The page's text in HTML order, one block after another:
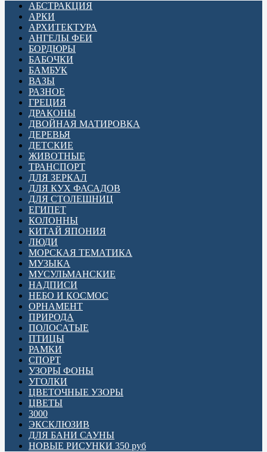
АБСТРАКЦИЯ
АРКИ
АРХИТЕКТУРА
АНГЕЛЫ ФЕИ
БОРДЮРЫ
БАБОЧКИ
БАМБУК
ВАЗЫ
РАЗНОЕ
ГРЕЦИЯ
ДРАКОНЫ
ДВОЙНАЯ МАТИРОВКА
ДЕРЕВЬЯ
ДЕТСКИЕ
ЖИВОТНЫЕ
ТРАНСПОРТ
ДЛЯ ЗЕРКАЛ
ДЛЯ КУХ ФАСАДОВ
ДЛЯ СТОЛЕШНИЦ
ЕГИПЕТ
КОЛОННЫ
КИТАЙ ЯПОНИЯ
ЛЮДИ
МОРСКАЯ ТЕМАТИКА
МУЗЫКА
МУСУЛЬМАНСКИЕ
НАДПИСИ
НЕБО И КОСМОС
ОРНАМЕНТ
ПРИРОДА
ПОЛОСАТЫЕ
ПТИЦЫ
РАМКИ
СПОРТ
УЗОРЫ ФОНЫ
УГОЛКИ
ЦВЕТОЧНЫЕ УЗОРЫ
ЦВЕТЫ
3000
ЭКСКЛЮЗИВ
ДЛЯ БАНИ САУНЫ
НОВЫЕ РИСУНКИ 350 руб